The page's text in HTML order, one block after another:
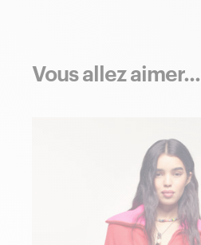
Vous allez aimer...